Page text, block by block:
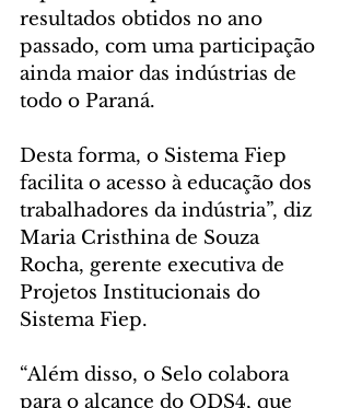
resultados obtidos no ano
passado, com uma participação
ainda maior das indústrias de
todo o Paraná.
Desta forma, o Sistema Fiep
facilita o acesso à educação dos
trabalhadores da indústria”, diz
Maria Cristhina de Souza
Rocha, gerente executiva de
Projetos Institucionais do
Sistema Fiep.
“Além disso, o Selo colabora
para o alcance do ODS4, que